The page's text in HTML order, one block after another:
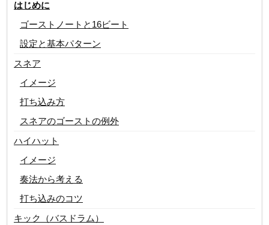
はじめに
ゴーストノートと16ビート
設定と基本パターン
スネア
イメージ
打ち込み方
スネアのゴーストの例外
ハイハット
イメージ
奏法から考える
打ち込みのコツ
キック（バスドラム）